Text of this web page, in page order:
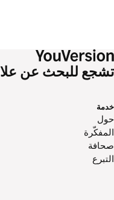
تشجع للبحث عن
خدمة
حول‌
المفكّرة
صحافة
التبرع